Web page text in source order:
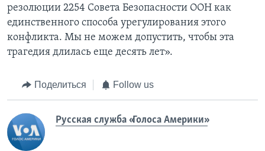
резолюции 2254 Совета Безопасности ООН как
единственного способа урегулирования этого
конфликта. Мы не можем допустить, чтобы эта
трагедия длилась еще десять лет».
Поделиться Follow us
Русская служба «Голоса Америки»